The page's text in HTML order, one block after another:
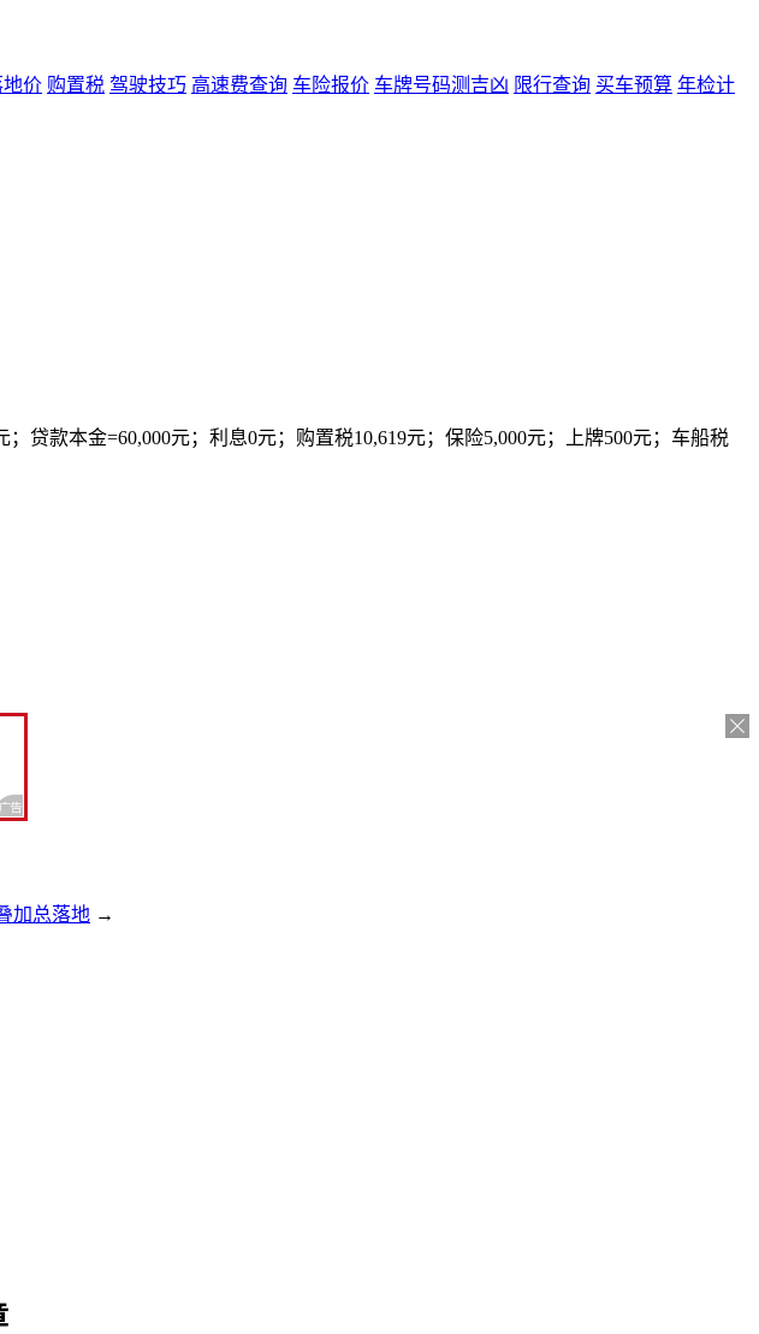
地价 购置税 驾驶技巧 高速费查询 车险报价 车牌号码测吉凶 限行查询 买车预算 年检计
贷款本金=60,000元；利息0元；购置税10,619元；保险5,000元；上牌500元；车船税
加总落地 →